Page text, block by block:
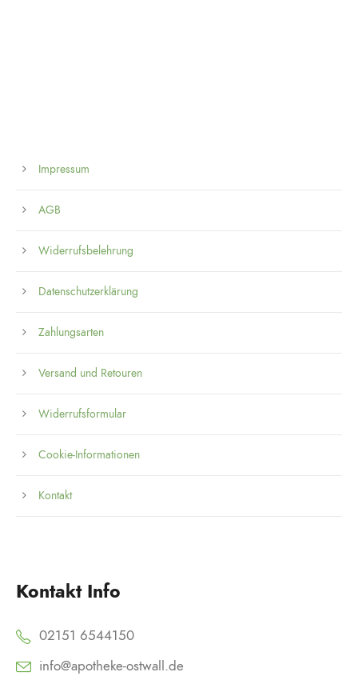
Impressum
AGB
Widerrufsbelehrung
Datenschutzerklärung
Zahlungsarten
Versand und Retouren
Widerrufsformular
Cookie-Informationen
Kontakt
Kontakt Info
02151 6544150
info@apotheke-ostwall.de